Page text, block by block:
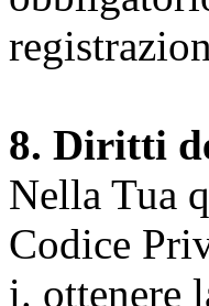
8. Diritti
Nella Tua
Codice
i. ottenere